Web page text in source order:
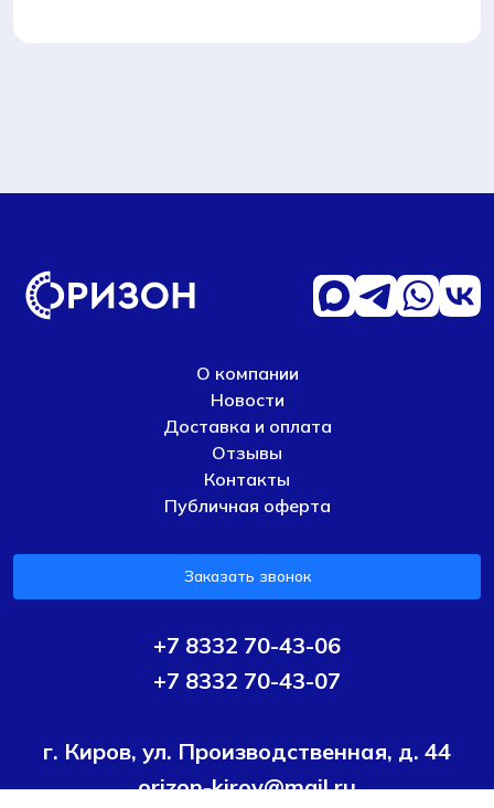
О компании
Новости
Доставка и оплата
Отзывы
Контакты
Публичная оферта
Заказать звонок
+7 8332 70-43-06
+7 8332 70-43-07
г. Киров, ул. Производственная, д. 44
orizon-kirov@mail.ru